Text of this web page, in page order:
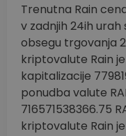
Trenutna Rain
v zadnjih 24ih
obsegu trgovanja
kriptovalute Rain
kapitalizacije
ponudba valute
716571538366.75
kriptovalute Rain